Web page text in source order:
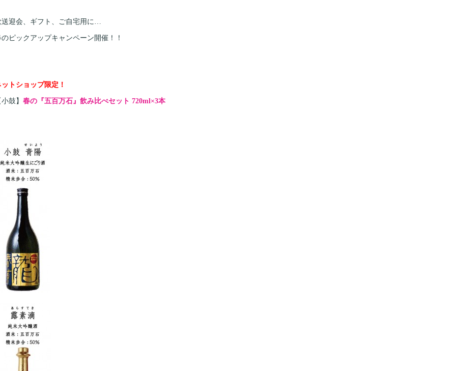
送迎会、ギフト、ご自宅用に…
のピックアップキャンペーン開催！！
ットショップ限定！
鼓】 春の『五百万石』飲み比べセット 720ml×3本